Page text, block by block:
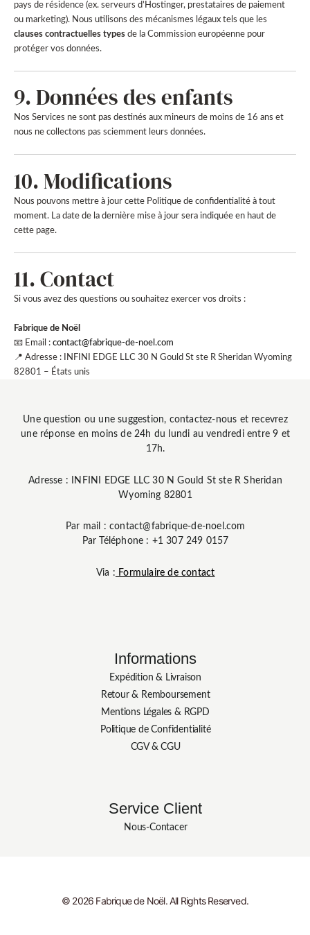
pays de résidence (ex. serveurs d’Hostinger, prestataires de paiement
ou marketing). Nous utilisons des mécanismes légaux tels que les
clauses contractuelles types de la Commission européenne pour
protéger vos données.
9. Données des enfants
Nos Services ne sont pas destinés aux mineurs de moins de 16 ans et
nous ne collectons pas sciemment leurs données.
10. Modifications
Nous pouvons mettre à jour cette Politique de confidentialité à tout
moment. La date de la dernière mise à jour sera indiquée en haut de
cette page.
11. Contact
Si vous avez des questions ou souhaitez exercer vos droits :
Fabrique de Noël
📧 Email : contact@fabrique-de-noel.com
📍 Adresse : INFINI EDGE LLC 30 N Gould St ste R Sheridan Wyoming
82801 – États unis
Une question ou une suggestion, contactez-nous et recevrez
une réponse en moins de 24h du lundi au vendredi entre 9 et
17h.
Adresse : INFINI EDGE LLC 30 N Gould St ste R Sheridan
Wyoming 82801
Par mail : contact@fabrique-de-noel.com
Par Téléphone : +1 307 249 0157
Via : Formulaire de contact
Informations
Expédition & Livraison
Retour & Remboursement
Mentions Légales & RGPD
Politique de Confidentialité
CGV & CGU
Service Client
Nous-Contacer
© 2026 Fabrique de Noël. All Rights Reserved.